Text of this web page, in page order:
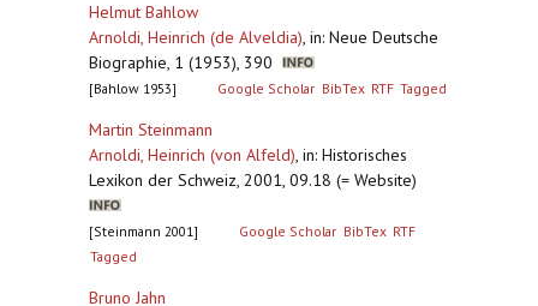
Helmut Bahlow
Arnoldi, Heinrich (de Alveldia), in: Neue Deutsche
Biographie, 1 (1953), 390
[Bahlow 1953] Google Scholar BibTex RTF Tagged
Martin Steinmann
Arnoldi, Heinrich (von Alfeld), in: Historisches
Lexikon der Schweiz, 2001, 09.18 (= Website)
[Steinmann 2001] Google Scholar BibTex RTF
Tagged
Bruno Jahn